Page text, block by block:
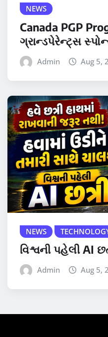
NEWS
Canada PGP
ગ્રાન્ડપેરેન્ટ્સ
Admin Aug 5,
NEWS
વિશ્વની પહેલી AI
Admin Aug 5,